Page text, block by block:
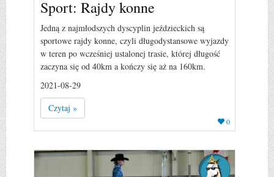
Sport: Rajdy konne
Jedną z najmłodszych dyscyplin jeździeckich są
sportowe rajdy konne, czyli długodystansowe wyjazdy
w teren po wcześniej ustalonej trasie, której długość
zaczyna się od 40km a kończy się aż na 160km.
2021-08-29
Czytaj »
0